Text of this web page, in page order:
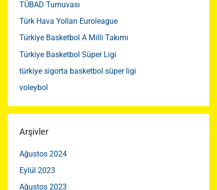
TÜBAD Turnuvası
Türk Hava Yolları Euroleague
Türkiye Basketbol A Milli Takımı
Türkiye Basketbol Süper Ligi
türkiye sigorta basketbol süper ligi
voleybol
Arşivler
Ağustos 2024
Eylül 2023
Ağustos 2023